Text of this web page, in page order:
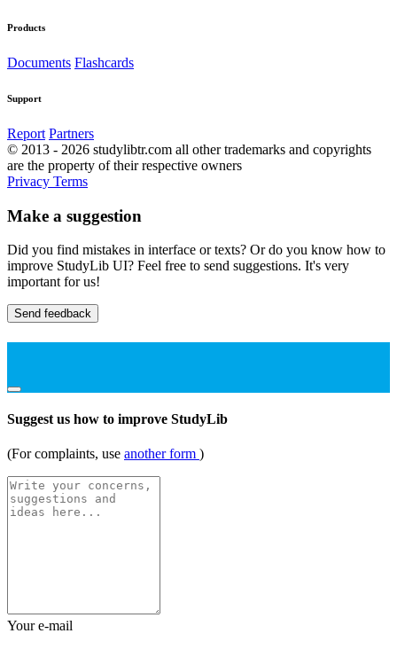
Products
Documents Flashcards
Support
Report Partners
© 2013 - 2026 studylibtr.com all other trademarks and copyrights
are the property of their respective owners
Privacy Terms
Make a suggestion
Did you find mistakes in interface or texts? Or do you know how to
improve StudyLib UI? Feel free to send suggestions. It's very
important for us!
Send feedback
Suggest us how to improve StudyLib
(For complaints, use another form )
Your e-mail